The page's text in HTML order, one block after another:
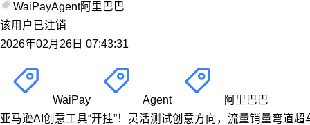
WaiPayAgent阿里巴巴
该用户已注销
2026年02月26日 07:43:31
WaiPay Agent
阿里巴巴
亚马逊AI创意工具“开挂”！灵活测试创意方向，流量销量弯道超